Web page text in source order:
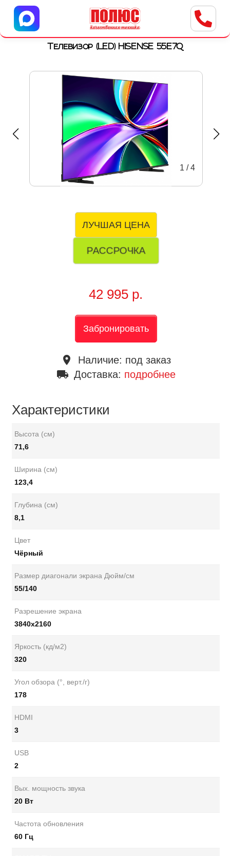
Центр бытовой техники
г. Ульяновск, ул. Пушкарева, 8a
Телевизор (LED) HISENSE 55E7Q
1 /4
ЛУЧШАЯ ЦЕНА
РАССРОЧКА
42 995 р.
Забронировать
place Наличие: под заказ
local_shipping Доставка: подробнее
Характеристики
Высота (см)
71,6
Ширина (см)
123,4
Глубина (см)
8,1
Цвет
Чёрный
Размер диагонали экрана Дюйм/см
55/140
Разрешение экрана
3840x2160
Яркость (кд/м2)
320
Угол обзора (°, верт./г)
178
HDMI
3
USB
2
Вых. мощность звука
20 Вт
Частота обновления
60 Гц